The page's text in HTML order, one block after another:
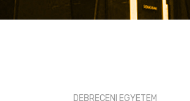
DEBRECENI EGYETEM